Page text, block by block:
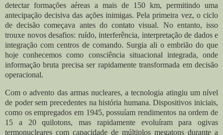
detectar formações aéreas a mais de 150 km, permitindo uma
antecipação decisiva das ações inimigas. Pela primeira vez, o ciclo
de decisão começava antes do contato visual. No entanto, isso
trouxe novos desafios: ruído, interferência, interpretação de dados e
integração com centros de comando. Surgia ali o embrião do que
hoje conhecemos como consciência situacional integrada, onde
informação bruta precisa ser rapidamente transformada em decisão
operacional.
Com o advento das armas nucleares, a tecnologia atingiu um nível
de poder sem precedentes na história humana. Dispositivos iniciais,
como os empregados em 1945, possuíam rendimentos na ordem de
15 a 20 quilotons, mas rapidamente evoluíram para ogivas
termonucleares com capacidade de múltiplos megatons durante a